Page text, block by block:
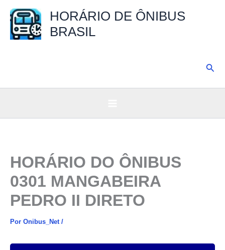
para
HORÁRIO DE ÔNIBUS
BRASIL
HORÁRIO DO ÔNIBUS
0301 MANGABEIRA
PEDRO II DIRETO
Por Onibus_Net /